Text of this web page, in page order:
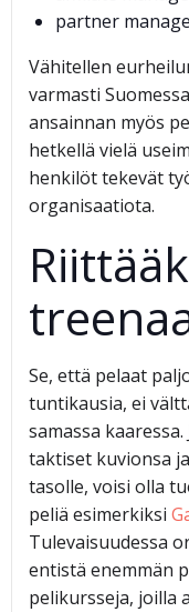
partner
Vähitellen
varmasti
ansainnan myös
hetkellä vielä
henkilöt tekevät
organisaatiota.
Se, että pelaat
tuntikausia, ei
samassa
taktiset kuvionsa
tasolle, voisi olla
peliä esimerkiksi
Tulevaisuudessa
entistä enemmän
pelikursseja, joilla